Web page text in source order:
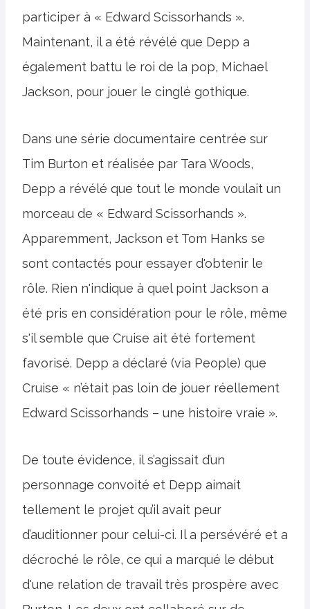
participer à « Edward Scissorhands ».
Maintenant, il a été révélé que Depp a
également battu le roi de la pop, Michael
Jackson, pour jouer le cinglé gothique.
Dans une série documentaire centrée sur
Tim Burton et réalisée par Tara Woods,
Depp a révélé que tout le monde voulait un
morceau de « Edward Scissorhands ».
Apparemment, Jackson et Tom Hanks se
sont contactés pour essayer d'obtenir le
rôle. Rien n'indique à quel point Jackson a
été pris en considération pour le rôle, même
s'il semble que Cruise ait été fortement
favorisé. Depp a déclaré (via People) que
Cruise « n’était pas loin de jouer réellement
Edward Scissorhands – une histoire vraie ».
De toute évidence, il s’agissait d’un
personnage convoité et Depp aimait
tellement le projet qu’il avait peur
d’auditionner pour celui-ci. Il a persévéré et a
décroché le rôle, ce qui a marqué le début
d'une relation de travail très prospère avec